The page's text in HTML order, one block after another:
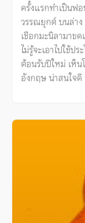
ครั้งแรกทำเป็นฟ
วรรณยุกต์ บนล่าง
เชือกมะนิลามาข
ไม่รู้จะเอาไปใช้ป
ต้อนรับปีใหม่ เห็
อังกฤษ น่าสนใจดี